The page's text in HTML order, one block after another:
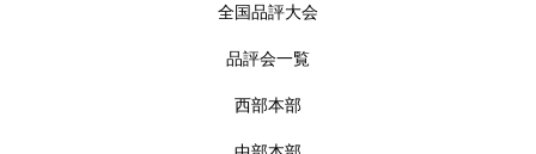
全国品評大会
品評会一覧
西部本部